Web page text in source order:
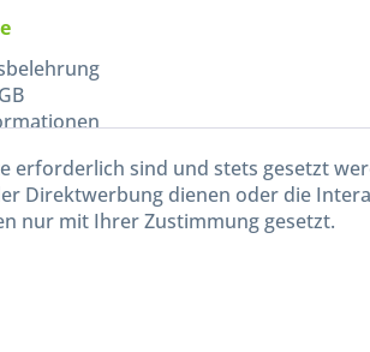
erforderlich sind und stets gesetzt
Direktwerbung dienen oder die
nur mit Ihrer Zustimmung gesetzt.